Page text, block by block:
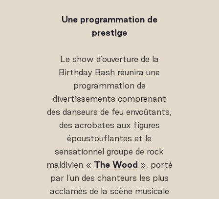
Une programmation de
prestige
Le show d'ouverture de la
Birthday Bash réunira une
programmation de
divertissements comprenant
des danseurs de feu envoûtants,
des acrobates aux figures
époustouflantes et le
sensationnel groupe de rock
maldivien « The Wood », porté
par l'un des chanteurs les plus
acclamés de la scène musicale